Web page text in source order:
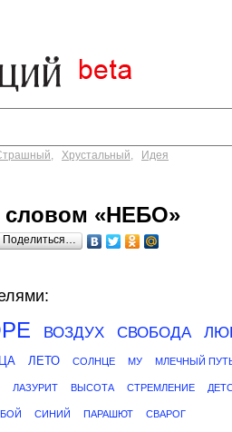
, Хрустальный, Идея
словом «НЕБО»
Поделиться…
ВОЗДУХ СВОБОДА
ЛЕТО СОЛНЦЕ МУ МЛЕЧНЫЙ
ЛАЗУРИТ ВЫСОТА СТРЕМЛЕНИЕ
СИНИЙ ПАРАШЮТ СВАРОГ